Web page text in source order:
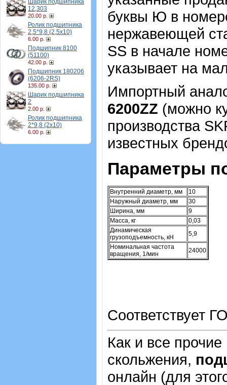
Шарик подшипника
12,303
20.00 р.
Ролик подшипника
2,5*9,8 (2,5х10)
6.00 р.
Подшипник 8100
(51100)
42.00 р.
Подшипник 180206
(6206-2RS)
135.00 р.
Шарик подшипника
2
2.00 р.
Ролик подшипника
2*9,8 (2х10)
6.00 р.
буквы Ю в
нержавеющей
SS в начале
указывает на
Импортный
6200ZZ (можно
производства
известных
Параметры
Внутренний диаметр, мм
10
Наружный диаметр, мм
30
Ширина, мм
9
Масса, кг
0,03
Динамическая
грузоподъемность, кН
5,9
Номинальная частота
вращения, 1/мин
24000
Соответствует
Как и все
скольжения,
онлайн (для